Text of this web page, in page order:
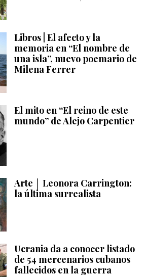
Libros | El afecto y la
memoria en “El nombre de
una isla”, nuevo poemario de
Milena Ferrer
El mito en “El reino de este
mundo” de Alejo Carpentier
Arte │ Leonora Carrington:
la última surrealista
Ucrania da a conocer listado
de 54 mercenarios cubanos
fallecidos en la guerra